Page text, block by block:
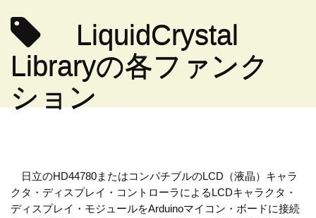
LiquidCrystal
Libraryの各ファンク
ション
日立のHD44780またはコンパチブルのLCD（液晶）キャラ
クタ・ディスプレイ・コントローラによるLCDキャラクタ・
ディスプレイ・モジュールをArduinoマイコン・ボードに接続